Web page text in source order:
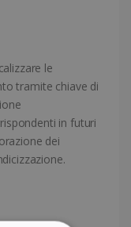
le
tramite chiave di
in futuri
dei